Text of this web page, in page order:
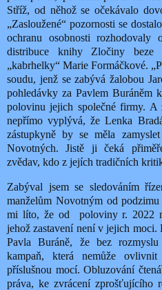
Stříž, od něhož se očekávalo
„Zasloužené“ pozornosti se
ochranu osobnosti
distribuce knihy Zločiny beze
„kabrhelky“ Marie Formáčkové.
soudu, jenž se zabývá žalobou
pohledávky za Pavlem Buráněm
polovinu jejich společné firmy. A
nepřímo vyplývá, že Lenka
zástupkyně by se měla
Novotných. Jistě ji čeká
zvědav, kdo z jejích tradičních
Zabýval jsem se sledováním
manželům Novotným od
mi líto, že od poloviny r. 2022
jehož zastavení není v jejich
Pavla Buráně, že bez
kampaň, která nemůže
příslušnou mocí. Obluzování
práva, ke zvrácení zprošťujícího